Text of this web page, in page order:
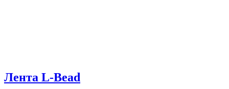
Лента L-Bead